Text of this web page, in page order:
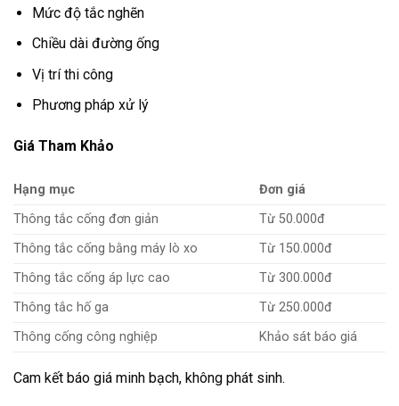
Mức độ tắc nghẽn
Chiều dài đường ống
Vị trí thi công
Phương pháp xử lý
Giá Tham Khảo
Hạng mục
Đơn giá
Thông tắc cống đơn giản
Từ 50.000đ
Thông tắc cống bằng máy lò xo
Từ 150.000đ
Thông tắc cống áp lực cao
Từ 300.000đ
Thông tắc hố ga
Từ 250.000đ
Thông cống công nghiệp
Khảo sát báo giá
Cam kết báo giá minh bạch, không phát sinh.